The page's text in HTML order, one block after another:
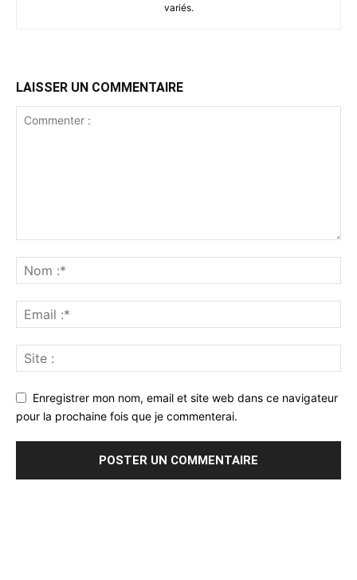
variés.
LAISSER UN COMMENTAIRE
Enregistrer mon nom, email et site web dans ce navigateur
pour la prochaine fois que je commenterai.